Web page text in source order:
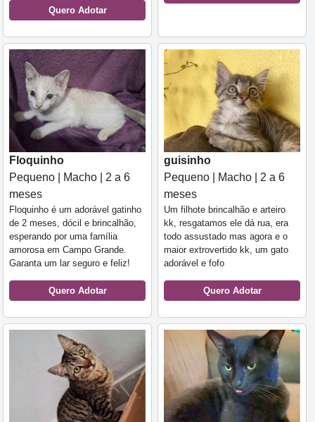
Quero Adotar
Floquinho
Pequeno | Macho | 2 a 6
meses
Floquinho é um adorável gatinho
de 2 meses, dócil e brincalhão,
esperando por uma família
amorosa em Campo Grande.
Garanta um lar seguro e feliz!
Quero Adotar
guisinho
Pequeno | Macho | 2 a 6
meses
Um filhote brincalhão e arteiro
kk, resgatamos ele dá rua, era
todo assustado mas agora e o
maior extrovertido kk, um gato
adorável e fofo
Quero Adotar